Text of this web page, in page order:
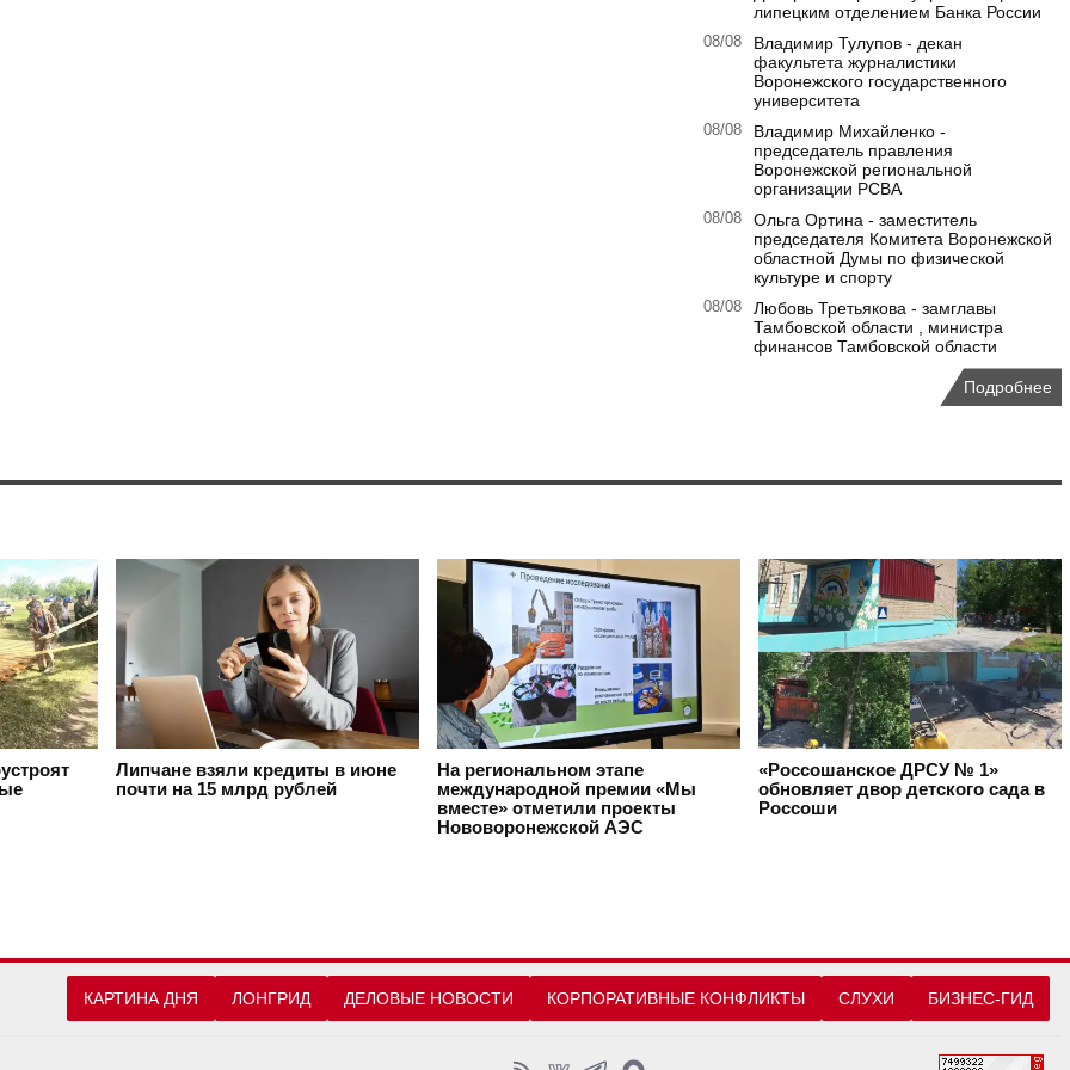
липецким отделением Банка России
08/08
Владимир Тулупов - декан
факультета журналистики
Воронежского государственного
университета
08/08
Владимир Михайленко -
председатель правления
Воронежской региональной
организации РСВА
08/08
Ольга Ортина - заместитель
председателя Комитета Воронежской
областной Думы по физической
культуре и спорту
08/08
Любовь Третьякова - замглавы
Тамбовской области , министра
финансов Тамбовской области
Подробнее
Липчане взяли кредиты в июне
почти на 15 млрд рублей
На региональном этапе
международной премии «Мы
вместе» отметили проекты
Нововоронежской АЭС
«Россошанское ДРСУ № 1»
обновляет двор детского сада в
Россоши
КАРТИНА ДНЯ ЛОНГРИД ДЕЛОВЫЕ НОВОСТИ КОРПОРАТИВНЫЕ КОНФЛИКТЫ СЛУХИ БИЗНЕС-ГИД